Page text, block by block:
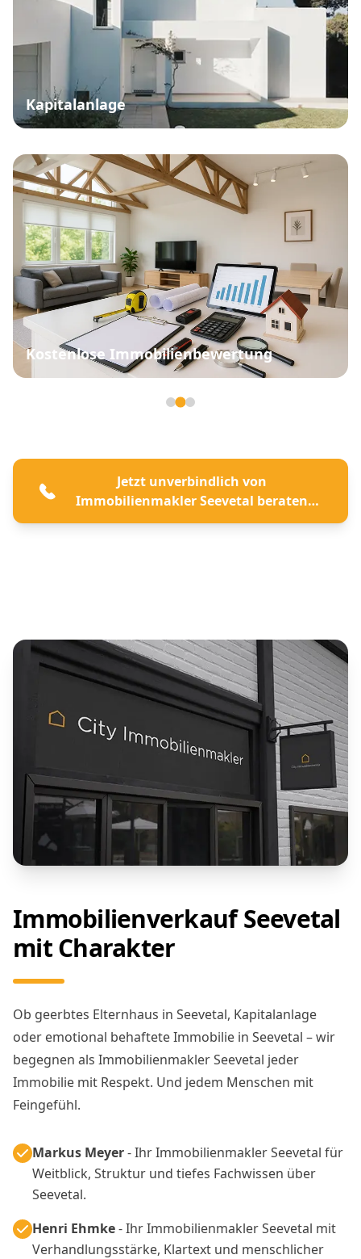
Kapitalanlage
Kostenlose Immobilienbewertung
Jetzt unverbindlich von
Immobilienmakler Seevetal beraten
lassen
Immobilienverkauf Seevetal
mit Charakter
Ob geerbtes Elternhaus in Seevetal, Kapitalanlage
oder emotional behaftete Immobilie in Seevetal – wir
begegnen als Immobilienmakler Seevetal jeder
Immobilie mit Respekt. Und jedem Menschen mit
Feingefühl.
Markus Meyer- Ihr Immobilienmakler Seevetal für
Weitblick, Struktur und tiefes Fachwissen über
Seevetal.
Henri Ehmke- Ihr Immobilienmakler Seevetal mit
Verhandlungsstärke, Klartext und menschlicher